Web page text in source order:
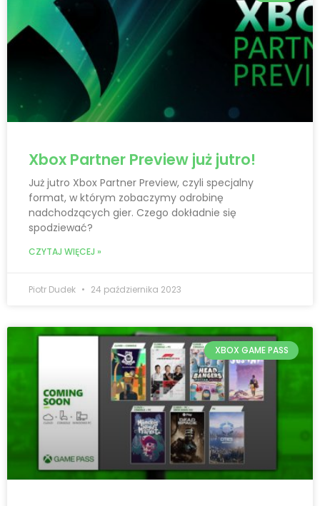
Xbox Partner Preview już jutro!
Już jutro Xbox Partner Preview, czyli specjalny
format, w którym zobaczymy odrobinę
nadchodzących gier. Czego dokładnie się
spodziewać?
CZYTAJ WIĘCEJ »
Piotr Dudek 24 października 2023
XBOX GAME PASS